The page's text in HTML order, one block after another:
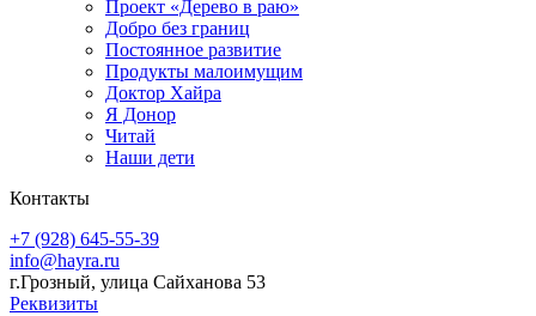
Проект «Дерево в раю»
Добро без границ
Постоянное развитие
Продукты малоимущим
Доктор Хайра
Я Донор
Читай
Наши дети
Контакты
+7 (928) 645-55-39
info@hayra.ru
г.Грозный, улица Сайханова 53
Реквизиты